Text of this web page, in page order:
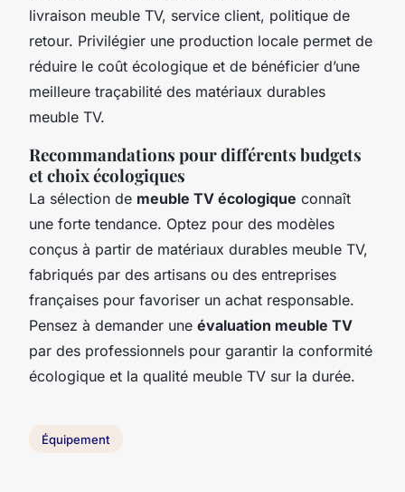
livraison meuble TV, service client, politique de
retour. Privilégier une production locale permet de
réduire le coût écologique et de bénéficier d’une
meilleure traçabilité des matériaux durables
meuble TV.
Recommandations pour différents budgets
et choix écologiques
La sélection de meuble TV écologique connaît
une forte tendance. Optez pour des modèles
conçus à partir de matériaux durables meuble TV,
fabriqués par des artisans ou des entreprises
françaises pour favoriser un achat responsable.
Pensez à demander une évaluation meuble TV
par des professionnels pour garantir la conformité
écologique et la qualité meuble TV sur la durée.
Équipement